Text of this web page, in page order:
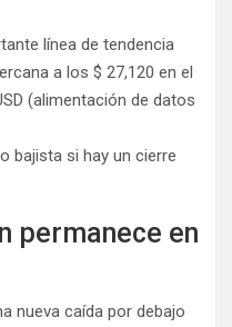
línea de tendencia
a los $ 27,120 en el
(alimentación de datos
bajista si hay un cierre
permanece en
nueva caída por debajo